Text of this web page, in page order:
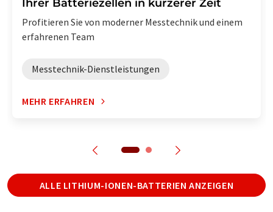
Ihrer Batteriezellen in kürzerer Zeit
Profitieren Sie von moderner Messtechnik und einem
erfahrenen Team
Messtechnik-Dienstleistungen
MEHR ERFAHREN
ALLE LITHIUM-IONEN-BATTERIEN ANZEIGEN